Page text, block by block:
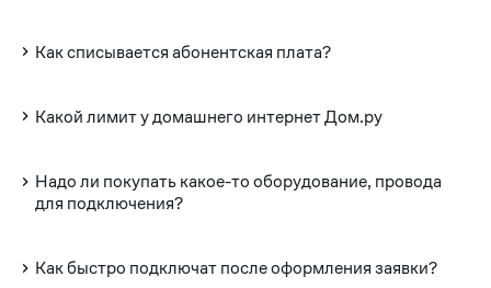
Как списывается абонентская плата?
Какой лимит у домашнего интернет Дом.ру
Надо ли покупать какое-то оборудование, провода
для подключения?
Как быстро подключат после оформления заявки?